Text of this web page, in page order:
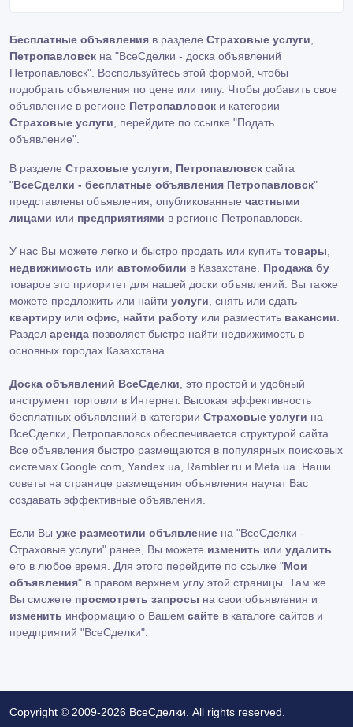
Бесплатные объявления в разделе Страховые услуги
Петропавловск на "ВсеСделки - доска объявлений
Петропавловск". Воспользуйтесь этой формой, чтобы
подобрать объявления по цене или типу. Чтобы добавить свое
объявление в регионе Петропавловск и категории
Страховые услуги , перейдите по ссылке "Подать
объявление"
В разделе Страховые услуги Петропавловск сайта
"ВсеСделки - бесплатные объявления Петропавловск"
представлены объявления, опубликованные частными
лицами или предприятиями в регионе Петропавловск.
У нас Вы можете легко и быстро продать или купить товары
недвижимость или автомобили в Казахстане. Продажа бу
товаров это приоритет для нашей доски объявлений. Вы также
можете предложить или найти услуги , снять или сдать
квартиру или офис найти работу или разместить вакансии
Раздел аренда позволяет быстро найти недвижимость в
основных городах Казахстана.
Доска объявлений ВсеСделки , это простой и удобный
инструмент торговли в Интернет. Высокая эффективность
бесплатных объявлений в категории Страховые услуги на
ВсеСделки, Петропавловск обеспечивается структурой сайта.
Все объявления быстро размещаются в популярных поисковых
системах Google.com, Yandex.ua, Rambler.ru и Meta.ua. Наши
советы на странице размещения объявления научат Вас
создавать эффективные объявления.
Если Вы уже разместили объявление на "ВсеСделки -
Страховые услуги" ранее, Вы можете изменить или удалить
его в любое время. Для этого перейдите по ссылке "Мои
объявления" в правом верхнем углу этой страницы. Там же
Вы сможете просмотреть запросы на свои объявления и
изменить информацию о Вашем сайте в каталоге сайтов и
предприятий "ВсеСделки".
Copyright © 2009-2026 ВсеСделки. All rights reserved.